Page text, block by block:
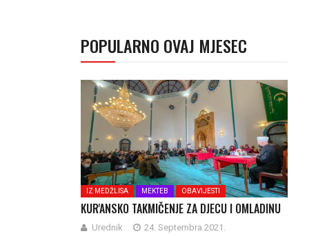
POPULARNO OVAJ MJESEC
IZ MEDŽLISA MEKTEB OBAVIJESTI
KUR'ANSKO TAKMIČENJE ZA DJECU I OMLADINU
Urednik 24. Septembra 2021.